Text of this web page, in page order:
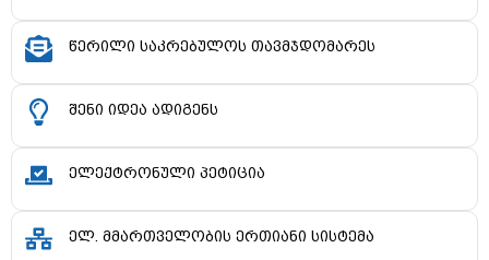
წერილი საკრებულოს თავმჯდომარეს
შენი იდეა ადიგენს
ელექტრონული პეტიცია
ელ. მმართველობის ერთიანი სისტემა